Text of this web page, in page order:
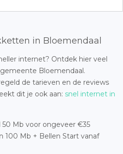
in Bloemendaal
internet? Ontdek hier veel
Bloemendaal.
de tarieven en de reviews
dit je ook aan: snel internet in
Mb voor ongeveer €35
100 Mb + Bellen Start vanaf